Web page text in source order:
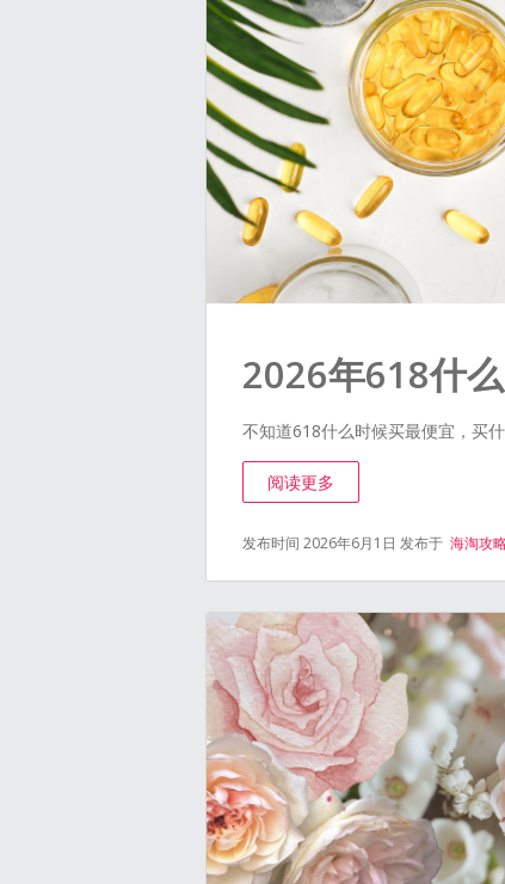
2026年618什
不知道618什么时候买最便宜，买
阅读更多
发布时间 2026年6月1日 发布于 海淘攻